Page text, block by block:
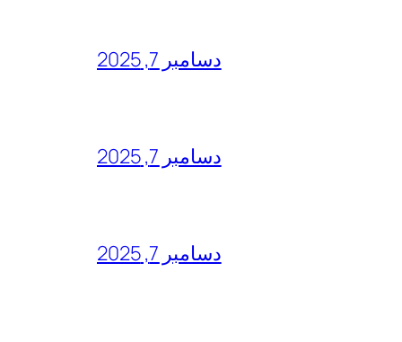
دسامبر 7, 2025
دسامبر 7, 2025
دسامبر 7, 2025